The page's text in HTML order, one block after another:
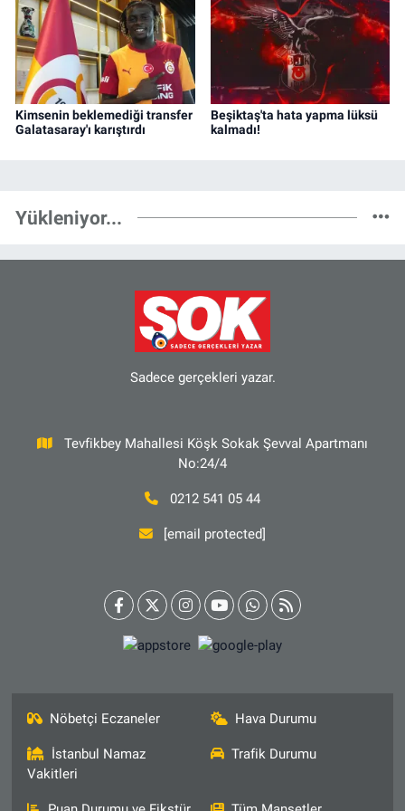
Kimsenin beklemediği transfer
Galatasaray'ı karıştırdı
Beşiktaş'ta hata yapma lüksü
kalmadı!
Yükleniyor...
Sadece gerçekleri yazar.
Tevfikbey Mahallesi Köşk Sokak Şevval Apartmanı
No:24/4
0212 541 05 44
[email protected]
Nöbetçi Eczaneler Hava Durumu
İstanbul Namaz
Vakitleri
Trafik Durumu